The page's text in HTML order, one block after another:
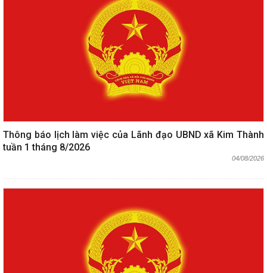
Thông báo lịch làm việc của Lãnh đạo UBND xã Kim Thành
tuần 1 tháng 8/2026
04/08/2026